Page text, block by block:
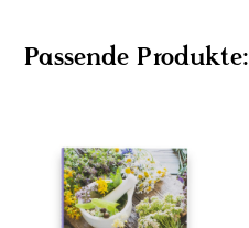
Passende Produkte: